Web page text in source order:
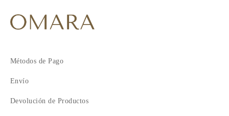
Métodos de Pago
Envío
Devolución de Productos